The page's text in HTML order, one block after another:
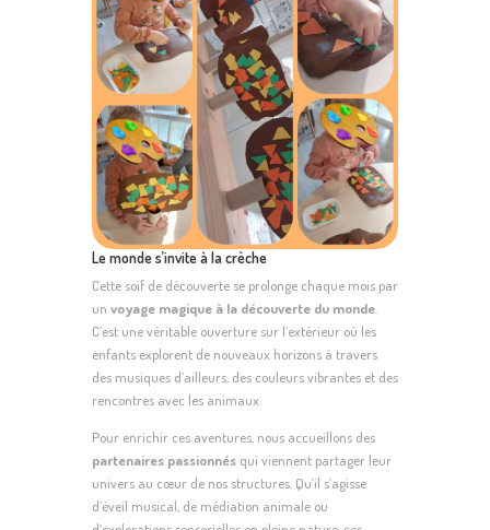
Le monde s’invite à la crèche
Cette soif de découverte se prolonge chaque mois par
un voyage magique à la découverte du monde
C’est une véritable ouverture sur l’extérieur où les
enfants explorent de nouveaux horizons à travers
des musiques d’ailleurs, des couleurs vibrantes et des
rencontres avec les animaux.
Pour enrichir ces aventures, nous accueillons des
partenaires passionnés qui viennent partager leur
univers au cœur de nos structures. Qu’il s’agisse
d’éveil musical, de médiation animale ou